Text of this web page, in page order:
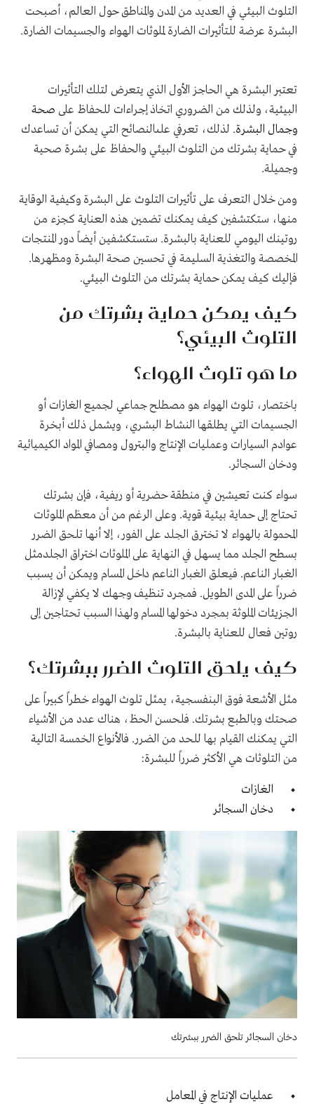
التلوث البيئي في العديد من المدن والمناطق حول العالم، أصبحت
البشرة عرضة للتأثيرات الضارة لملوثات الهواء والجسيمات الضارة.
تعتبر البشرة هي الحاجز الأول الذي يتعرض لتلك التأثيرات
البيئية، ولذلك من الضروري اتخاذ إجراءات للحفاظ على صحة
وجمال البشرة. لذلك، تعرفي علىالنصائح التي يمكن أن تساعدك
في حماية بشرتك من التلوث البيئي والحفاظ على بشرة صحية
وجميلة.
ومن خلال التعرف على تأثيرات التلوث على البشرة وكيفية الوقاية
منها، ستكتشفين كيف يمكنك تضمين هذه العناية كجزء من
روتينك اليومي للعناية بالبشرة. ستستكشفين أيضاً دور المنتجات
المخصصة والتغذية السليمة في تحسين صحة البشرة ومظهرها.
فإليك كيف يمكن حماية بشرتك من التلوث البيئي.
كيف يمكن حماية بشرتك من
التلوث البيئي؟
ما هو تلوث الهواء؟
باختصار، تلوث الهواء هو مصطلح جماعي لجميع الغازات أو
الجسيمات التي يطلقها النشاط البشري، ويشمل ذلك أبخرة
عوادم السيارات وعمليات الإنتاج والبترول ومصافي المواد الكيميائية
ودخان السجائر.
سواء كنت تعيشين في منطقة حضرية أو ريفية، فإن بشرتك
تحتاج إلى حماية بيئية قوية. وعلى الرغم من أن معظم الملوثات
المحمولة بالهواء لا تخترق الجلد على الفور، إلا أنها تلحق الضرر
بسطح الجلد مما يسهل في النهاية على الملوثات اختراق الجلدمثل
الغبار الناعم. فيعلق الغبار الناعم داخل المسام ويمكن أن يسبب
ضرراً على المدى الطويل. فمجرد تنظيف وجهك لا يكفي لإزالة
الجزيئات الملوثة بمجرد دخولها المسام ولهذا السبب تحتاجين إلى
روتين فعال للعناية بالبشرة.
كيف يلحق التلوث الضرر ببشرتك؟
مثل الأشعة فوق البنفسجية، يمثل تلوث الهواء خطراً كبيراً على
صحتك وبالطبع بشرتك. فلحسن الحظ، هناك عدد من الأشياء
التي يمكنك القيام بها للحد من الضرر. فالأنواع الخمسة التالية
من التلوثات هي الأكثر ضرراً للبشرة:
الغازات
دخان السجائر
دخان السجائر تلحق الضرر ببشرتك
عمليات الإنتاج في المعامل